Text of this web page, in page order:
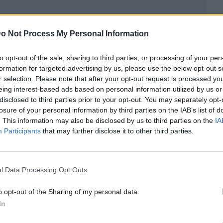
Not Process My Personal Information
opt-out of the sale, sharing to third parties, or processing of your
for targeted advertising by us, please use the below opt-out
selection. Please note that after your opt-out request is processed
interest-based ads based on personal information utilized by us
to third parties prior to your opt-out. You may separately
of your personal information by third parties on the IAB’s list of
This information may also be disclosed by us to third parties on the
Participants that may further disclose it to other third parties.
Data Processing Opt Outs
opt-out of the Sharing of my personal data.
un público adulto. La autora se ha inspirado
este relato. “El lector encontrará una
historias de amor, sexo, lujuria, pero no solo
por las vivencias de la protagonista,
pensamientos, ante el fiel lector y a
o la fuerza que saca el ser humano ante las
a día”, tal y como ella explica.